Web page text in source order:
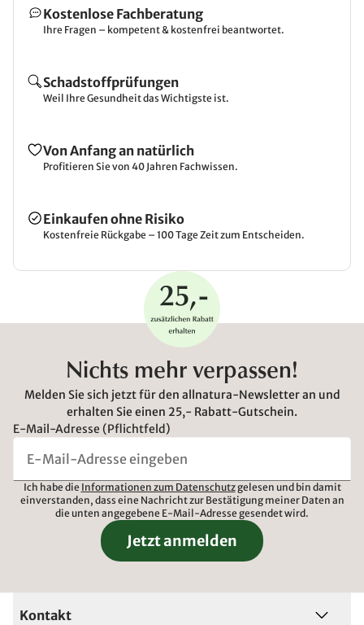
Kostenlose Fachberatung
Ihre Fragen – kompetent & kostenfrei beantwortet.
Schadstoffprüfungen
Weil Ihre Gesundheit das Wichtigste ist.
Von Anfang an natürlich
Profitieren Sie von 40 Jahren Fachwissen.
Einkaufen ohne Risiko
Kostenfreie Rückgabe – 100 Tage Zeit zum Entscheiden.
Nichts mehr verpassen!
Melden Sie sich jetzt für den allnatura-Newsletter an und
erhalten Sie einen 25,- Rabatt-Gutschein.
E-Mail-Adresse (Pflichtfeld)
Ich habe die Informationen zum Datenschutzgelesen und bin damit
einverstanden, dass eine Nachricht zur Bestätigung meiner Daten an
die unten angegebene E-Mail-Adresse gesendet wird.
Jetzt anmelden
Kontakt